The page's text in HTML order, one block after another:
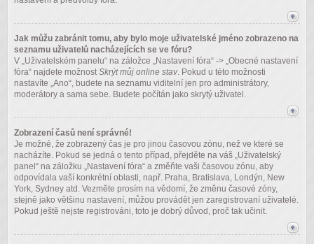
Jak můžu zabránit tomu, aby bylo moje uživatelské jméno zobrazeno na
seznamu uživatelů nacházejících se ve fóru?
V „Uživatelském panelu“ na záložce „Nastavení fóra“ -> „Obecné nastavení
fóra“ najdete možnostSkrýt můj online stav. Pokud u této možnosti
nastavíte „Ano“, budete na seznamu viditelní jen pro administrátory,
moderátory a sama sebe. Budete počítán jako skrytý uživatel.
Zobrazení časů není správné!
Je možné, že zobrazený čas je pro jinou časovou zónu, než ve které se
nacházíte. Pokud se jedná o tento případ, přejděte na váš „Uživatelský
panel“ na záložku „Nastavení fóra“ a změňte vaši časovou zónu, aby
odpovídala vaší konkrétní oblasti, např. Praha, Bratislava, Londýn, New
York, Sydney atd. Vezměte prosím na vědomí, že změnu časové zóny,
stejně jako většinu nastavení, můžou provádět jen zaregistrovaní uživatelé.
Pokud ještě nejste registrováni, toto je dobrý důvod, proč tak učinit.